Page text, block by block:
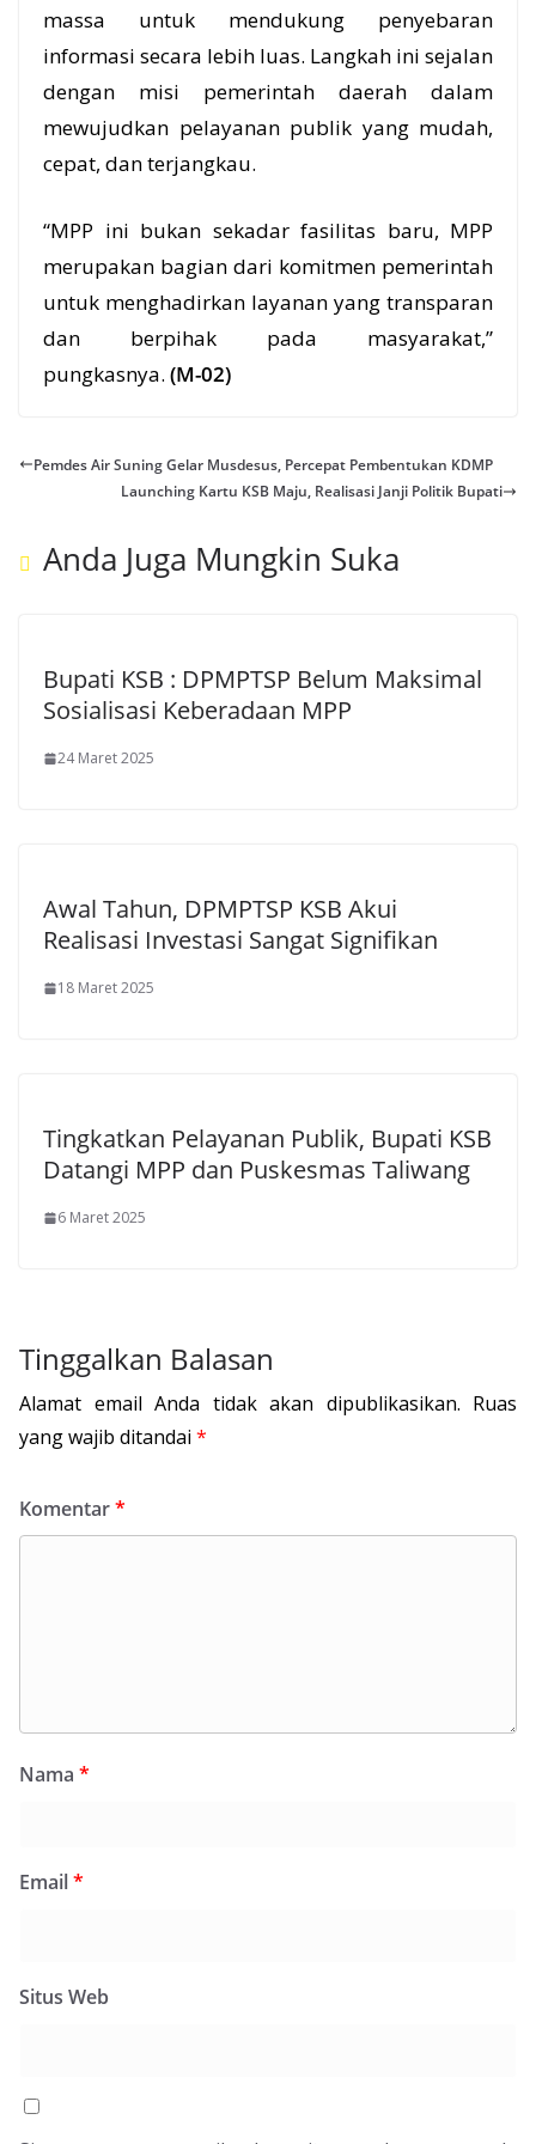
massa untuk mendukung penyebaran
informasi secara lebih luas. Langkah ini sejalan
dengan misi pemerintah daerah dalam
mewujudkan pelayanan publik yang mudah,
cepat, dan terjangkau.
“MPP ini bukan sekadar fasilitas baru, MPP
merupakan bagian dari komitmen pemerintah
untuk menghadirkan layanan yang transparan
dan berpihak pada masyarakat,”
pungkasnya. (M-02)
Pemdes Air Suning Gelar Musdesus, Percepat Pembentukan KDMP
Launching Kartu KSB Maju, Realisasi Janji Politik Bupati
Anda Juga Mungkin Suka
Bupati KSB : DPMPTSP Belum Maksimal
Sosialisasi Keberadaan MPP
24 Maret 2025
Awal Tahun, DPMPTSP KSB Akui
Realisasi Investasi Sangat Signifikan
18 Maret 2025
Tingkatkan Pelayanan Publik, Bupati KSB
Datangi MPP dan Puskesmas Taliwang
6 Maret 2025
Tinggalkan Balasan
Alamat email Anda tidak akan dipublikasikan. Ruas
yang wajib ditandai *
Komentar*
Nama *
Email*
Situs Web